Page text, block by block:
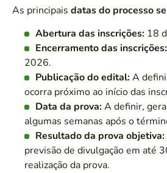
As principais datas do processo
Abertura das inscrições: 18
Encerramento das inscrições:
2026.
Publicação do edital:A
ocorra próximo ao início das
Data da prova:A definir,
algumas semanas após o
Resultado da prova objetiva:
previsão de divulgação em até
realização da prova.